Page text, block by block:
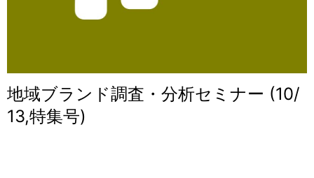
地域ブランド調査・分析セミナー (10/
13,特集号)